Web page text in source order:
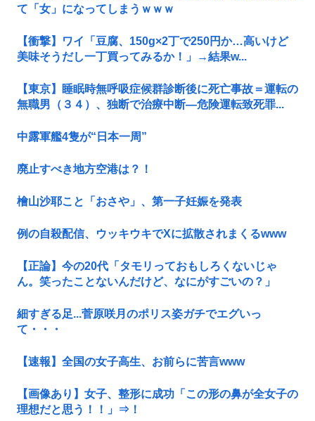
て「女」になってしまうｗｗｗ
【衝撃】ワイ「豆腐、150g×2丁で250円か…高いけど
美味そうだし一丁買ってみるか！」→結果w...
【東京】睡眠時無呼吸症候群診断後に死亡事故＝運転の
無職男（３４）、独断で治療中断―危険運転致死罪...
中露軍艦4隻が“日本一周”
廃止すべき地方空港は？！
檜山沙耶こと「おさや」、第一子妊娠を発表
例の自殺配信、ウッキウキでXに拡散されまくるwww
【正論】今の20代「タモリっておもしろくないじゃ
ん。笑ったことないんだけど、なにがすごいの？」
細すぎる足...菅原咲月のポリス姿ガチでエグいっ
て・・・
【速報】全国の女子高生、お前らに苦言www
【画像あり】女子、整形に成功「この形の鼻が全女子の
理想だと思う！！」⇒！